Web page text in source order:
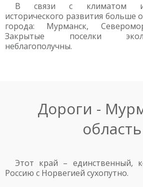
В связи с климатом и
исторического развития больше
города: Мурманск,
Закрытые поселки
неблагополучны.
Дороги -
область
Этот край – единственный,
Россию с Норвегией сухопутно.